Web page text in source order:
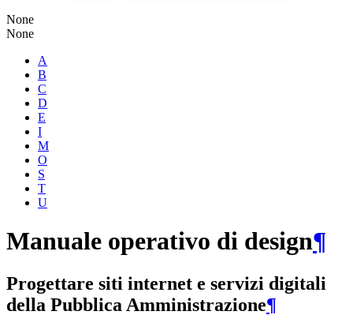
None
None
A
B
C
D
E
I
M
O
S
T
U
Manuale operativo di design¶
Progettare siti internet e servizi digitali
della Pubblica Amministrazione¶